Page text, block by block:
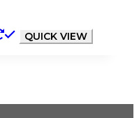
QUICK VIEW